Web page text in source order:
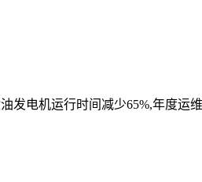
发电机运行时间减少65%,年度运